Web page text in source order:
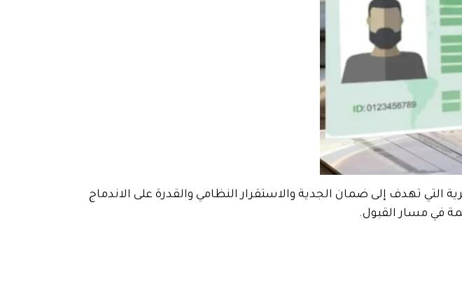
تهدف إلى ضمان الجدية والاستقرار النظامي والقدرة على الاندماج
في مسار القبول.